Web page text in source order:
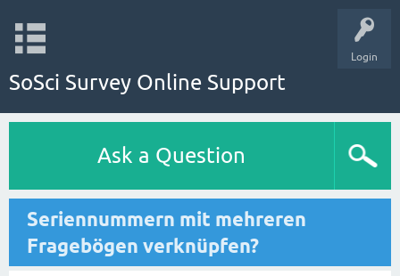
Login
SoSci Survey Online Support
Ask a Question
Seriennummern mit mehreren
Fragebögen verknüpfen?